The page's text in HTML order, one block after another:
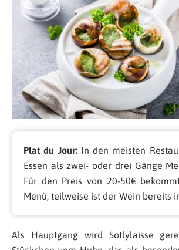
Plat du Jour:In den meisten
Essen als zwei- oder drei Gänge
Für den Preis von 20-50€
Menü, teilweise ist der Wein bereits
Als Hauptgang wird Sotlylaisse